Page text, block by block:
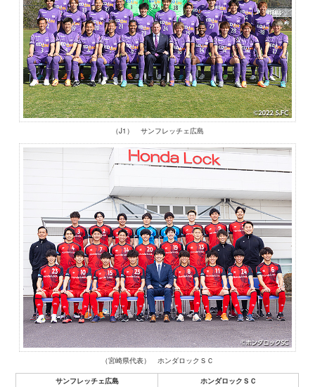
（J1） サンフレッチェ広島
（宮崎県代表） ホンダロックＳＣ
サンフレッチェ広島
ホンダロックＳＣ